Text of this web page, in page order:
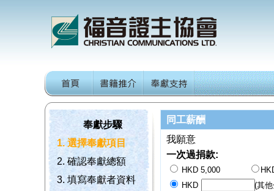
奉獻步驟
1. 選擇奉獻項目
2. 確認奉獻總額
3. 填寫奉獻者資料
同工薪酬
我願意
一次過捐款:
HKD 5,000
HKD
(其